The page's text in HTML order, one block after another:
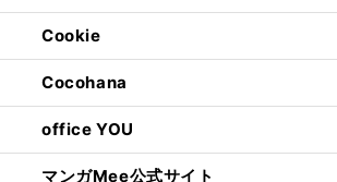
Cookie
Cocohana
office YOU
マンガMee公式サイト